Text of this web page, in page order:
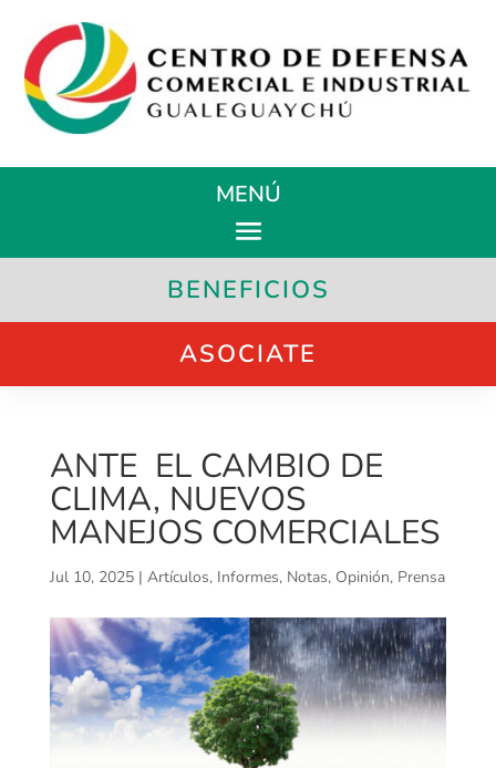
MENÚ
BENEFICIOS
ASOCIATE
ANTE EL CAMBIO DE
CLIMA, NUEVOS
MANEJOS COMERCIALES
Jul 10, 2025| Artículos, Informes, Notas, Opinión, Prensa